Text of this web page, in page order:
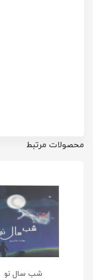
محصولات مرتبط
شب سال نو